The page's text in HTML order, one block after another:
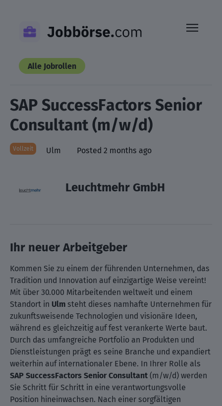
content
Alle Jobrollen
SAP SuccessFactors Senior
Consultant (m/w/d)
Vollzeit Ulm Posted 2 months ago
Leuchtmehr GmbH
Ihr neuer Arbeitgeber
Kommen Sie zu einem der führenden Unternehmen, das
Tradition und Innovation auf einzigartige Weise vereint!
Mit über 30.000 Mitarbeitenden weltweit und einem
Standort in Ulm steht dieses namhafte Unternehmen für
zukunftsweisende Technologien und visionäre Ideen,
während es gleichzeitig auf fest verankerte Werte baut.
Durch das umfangreiche Portfolio an Produkten und
Dienstleistungen prägt es seine Branche und expandiert
weiterhin auf internationaler Ebene. In Ihrer Rolle als
SAP SuccessFactors Senior Consultant (m/w/d) werden
Sie Schritt für Schritt in eine verantwortungsvolle
Position hineinwachsen. Nach einer sorgfältigen